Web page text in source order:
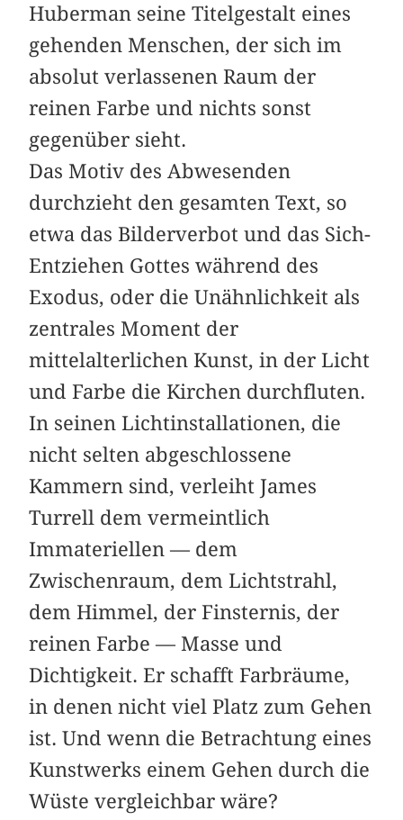
Huberman seine Titelgestalt eines
gehenden Menschen, der sich im
absolut verlassenen Raum der
reinen Farbe und nichts sonst
gegenüber sieht.
Das Motiv des Abwesenden
durchzieht den gesamten Text, so
etwa das Bilderverbot und das Sich-
Entziehen Gottes während des
Exodus, oder die Unähnlichkeit als
zentrales Moment der
mittelalterlichen Kunst, in der Licht
und Farbe die Kirchen durchfluten.
In seinen Lichtinstallationen, die
nicht selten abgeschlossene
Kammern sind, verleiht James
Turrell dem vermeintlich
Immateriellen — dem
Zwischenraum, dem Lichtstrahl,
dem Himmel, der Finsternis, der
reinen Farbe — Masse und
Dichtigkeit. Er schafft Farbräume,
in denen nicht viel Platz zum Gehen
ist. Und wenn die Betrachtung eines
Kunstwerks einem Gehen durch die
Wüste vergleichbar wäre?